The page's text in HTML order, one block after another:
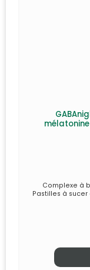
Complexe à
Pastilles à